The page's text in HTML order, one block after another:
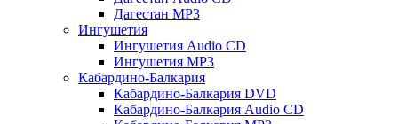
Дагестан MP3
Ингушетия
Ингушетия Audio CD
Ингушетия MP3
Кабардино-Балкария
Кабардино-Балкария DVD
Кабардино-Балкария Audio CD